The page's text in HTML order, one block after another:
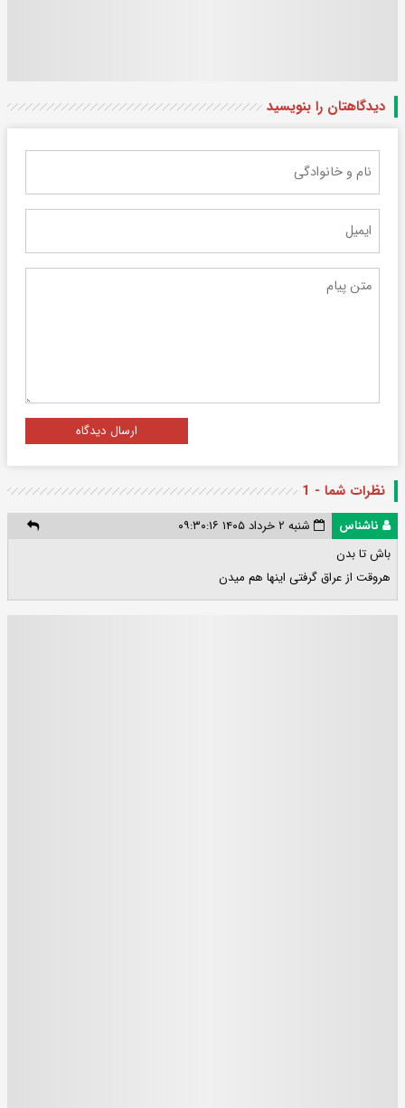
دیدگاهتان را بنویسید
ارسال دیدگاه
نظرات شما - 1
ناشناس
شنبه ۲ خرداد ۱۴۰۵ ۰۹:۳۰:۱۶
باش تا بدن
هروقت از عراق گرفتی اینها هم میدن